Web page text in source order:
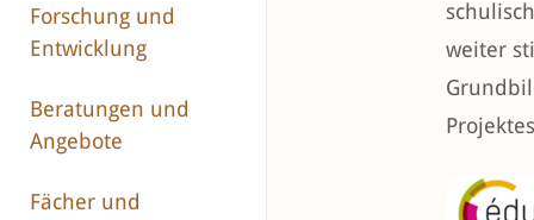
Forschung und
Entwicklung
Beratungen und
Angebote
Fächer und
weiter